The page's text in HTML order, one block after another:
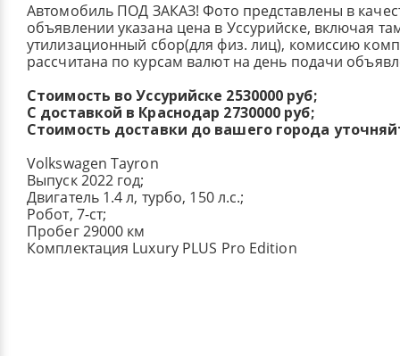
Автомобиль ПОД ЗАКАЗ! Фото представлены в
объявлении указана цена в Уссурийске, включая
утилизационный сбор(для физ. лиц), комиссию
рассчитана по курсам валют на день подачи
Стоимость во Уссурийске 2530000 руб;
С доставкой в Краснодар 2730000 руб;
Стоимость доставки до вашего города
Volkswagen Tayron
Выпуск 2022 год;
Двигатель 1.4 л, турбо, 150 л.с.;
Робот, 7-ст;
Пробег 29000 км
Комплектация Luxury PLUS Pro Edition